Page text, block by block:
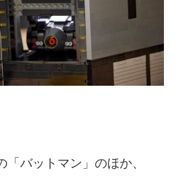
バットマン」のほか、